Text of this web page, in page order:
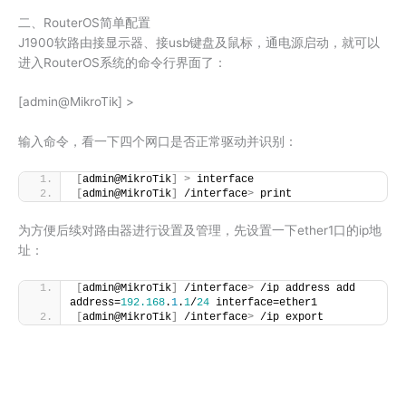
二、RouterOS简单配置
J1900软路由接显示器、接usb键盘及鼠标，通电源启动，就可以
进入RouterOS系统的命令行界面了：
[admin@MikroTik] >
输入命令，看一下四个网口是否正常驱动并识别：
admin@MikroTik > interface
admin@MikroTik /interface> print
为方便后续对路由器进行设置及管理，先设置一下ether1口的ip地
址：
admin@MikroTik /interface> /ip address add
address=192.168.1.1/24 interface=ether1
admin@MikroTik /interface> /ip export